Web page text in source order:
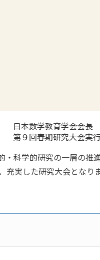
日本数学教育学会会長
第９回春期研究大会実
科学的研究の一層の推
充実した研究大会となり